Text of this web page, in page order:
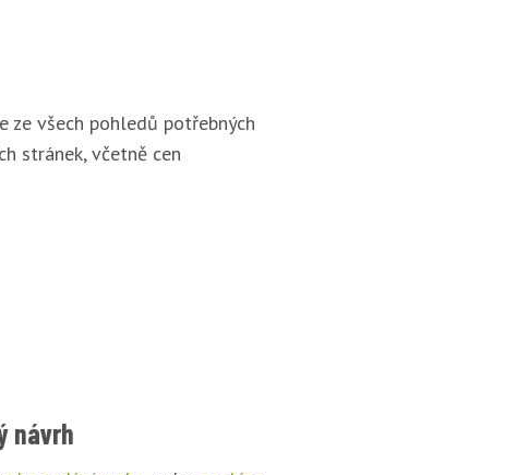
ze všech pohledů potřebných
stránek, včetně cen
návrh